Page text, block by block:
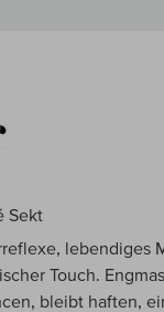
Sekt
lebendiges
Touch.
bleibt haften,